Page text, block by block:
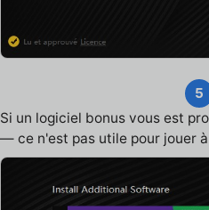
5
Si un logiciel bonus vous est
— ce n'est pas utile pour jouer à